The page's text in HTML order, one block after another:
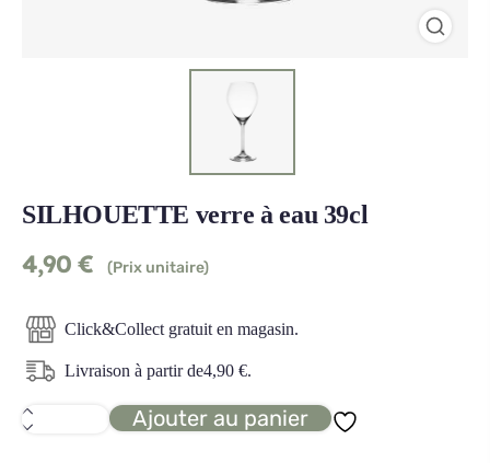
SILHOUETTE verre à eau 39cl
4,90 € (Prix unitaire)
Click&Collect gratuit en magasin.
Livraison à partir de4,90 €.
quantité
de
Ajouter au panier